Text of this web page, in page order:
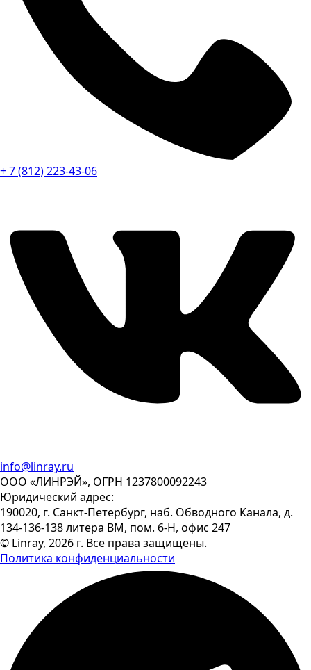
+ 7 (812) 223-43-06
info@linray.ru
ООО «ЛИНРЭЙ», ОГРН 1237800092243
Юридический адрес:
190020, г. Санкт-Петербург, наб. Обводного Канала, д.
134-136-138 литера ВМ, пом. 6-Н, офис 247
© Linray, 2026 г. Все права защищены.
Политика конфиденциальности